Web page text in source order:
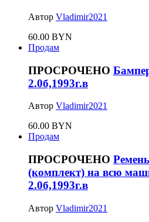
Автор Vladimir2021
60.00 BYN
Продам
ПРОСРОЧЕНО
2.0б,1993г.в
Автор Vladimir2021
60.00 BYN
Продам
ПРОСРОЧЕНО
(комплект) на всю
2.0б,1993г.в
Автор Vladimir2021